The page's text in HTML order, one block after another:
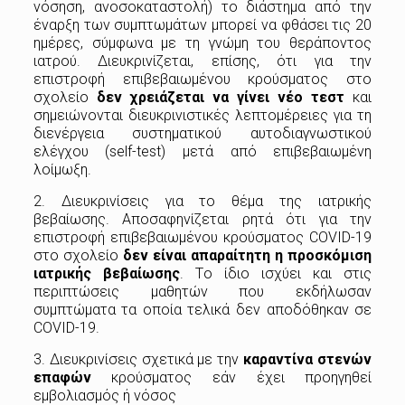
νόσηση, ανοσοκαταστολή) το διάστημα από την
έναρξη των συμπτωμάτων μπορεί να φθάσει τις 20
ημέρες, σύμφωνα με τη γνώμη του θεράποντος
ιατρού. Διευκρινίζεται, επίσης, ότι για την
επιστροφή επιβεβαιωμένου κρούσματος στο
σχολείο δεν χρειάζεται να γίνει νέο τεστ και
σημειώνονται διευκρινιστικές λεπτομέρειες για τη
διενέργεια συστηματικού αυτοδιαγνωστικού
ελέγχου (self-test) μετά από επιβεβαιωμένη
λοίμωξη.
2. Διευκρινίσεις για το θέμα της ιατρικής
βεβαίωσης. Αποσαφηνίζεται ρητά ότι για την
επιστροφή επιβεβαιωμένου κρούσματος COVID-19
στο σχολείο δεν είναι απαραίτητη η προσκόμιση
ιατρικής βεβαίωσης. Tο ίδιο ισχύει και στις
περιπτώσεις μαθητών που εκδήλωσαν
συμπτώματα τα οποία τελικά δεν αποδόθηκαν σε
COVID-19.
3. Διευκρινίσεις σχετικά με την καραντίνα στενών
επαφών κρούσματος εάν έχει προηγηθεί
εμβολιασμός ή νόσος